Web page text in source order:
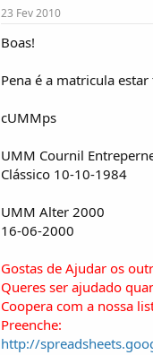
23 Fev 2010
Boas!
Pena é a matricula
cUMMps
UMM Cournil
Clássico 10-10-1984
UMM Alter 2000
16-06-2000
Gostas de Ajudar os
Queres ser ajudado
Coopera com a nossa
Preenche:
http://